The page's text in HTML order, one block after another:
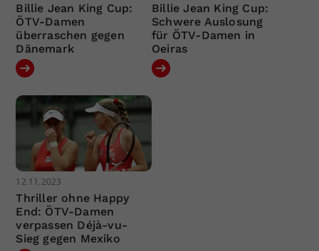
Billie Jean King Cup:
ÖTV-Damen
überraschen gegen
Dänemark
Billie Jean King Cup:
Schwere Auslosung
für ÖTV-Damen in
Oeiras
12.11.2023
Thriller ohne Happy
End: ÖTV-Damen
verpassen Déjà-vu-
Sieg gegen Mexiko